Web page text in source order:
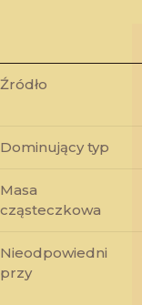
Źródło
Dominujący typ
Masa
cząsteczkowa
Nieodpowiedni
przy